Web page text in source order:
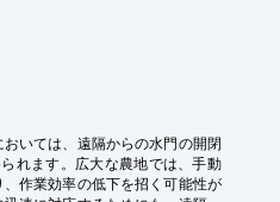
いては、遠隔からの水門の開閉
れます。広大な農地では、手動
作業効率の低下を招く可能性が